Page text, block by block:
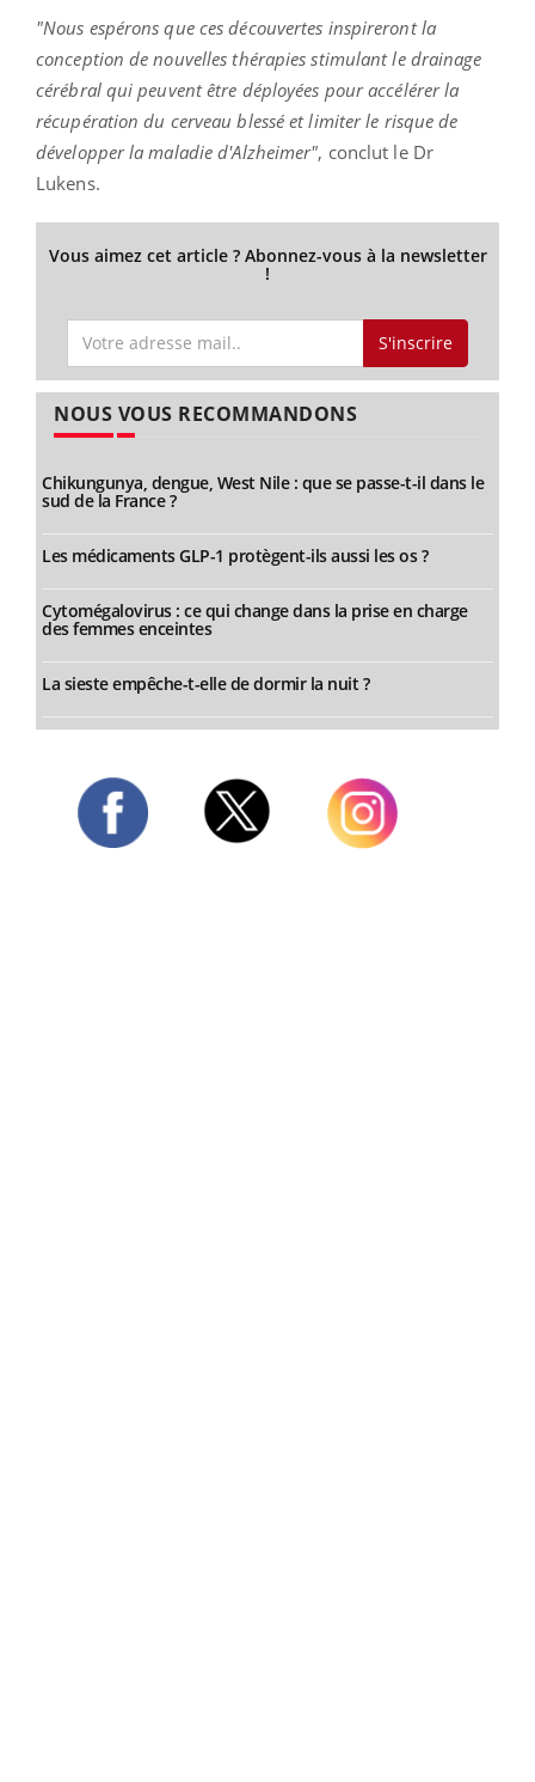
"Nous espérons que ces découvertes inspireront la
conception de nouvelles thérapies stimulant le drainage
cérébral qui peuvent être déployées pour accélérer la
récupération du cerveau blessé et limiter le risque de
développer la maladie d'Alzheimer", conclut le Dr
Lukens.
Vous aimez cet article ? Abonnez-vous à la newsletter
!
S'inscrire
NOUS VOUS RECOMMANDONS
Chikungunya, dengue, West Nile : que se passe-t-il dans le
sud de la France ?
Les médicaments GLP-1 protègent-ils aussi les os ?
Cytomégalovirus : ce qui change dans la prise en charge
des femmes enceintes
La sieste empêche-t-elle de dormir la nuit ?